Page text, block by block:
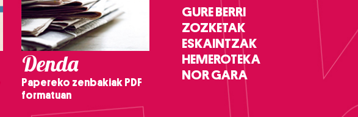
Denda
Papereko zenbakiak PDF
formatuan
GURE BERRI
ZOZKETAK
ESKAINTZAK
HEMEROTEKA
NOR GARA